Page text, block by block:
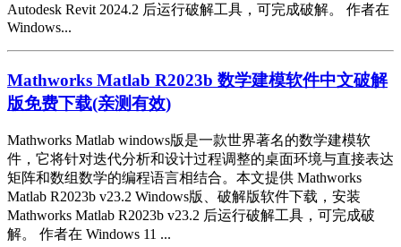
Autodesk Revit 2024.2 后运行破解工具，可完成破解。 作者在
Windows...
Mathworks Matlab R2023b 数学建模软件中文破解
版免费下载(亲测有效)
Mathworks Matlab windows版是一款世界著名的数学建模软
件，它将针对迭代分析和设计过程调整的桌面环境与直接表达
矩阵和数组数学的编程语言相结合。本文提供 Mathworks
Matlab R2023b v23.2 Windows版、破解版软件下载，安装
Mathworks Matlab R2023b v23.2 后运行破解工具，可完成破
解。 作者在 Windows 11 ...